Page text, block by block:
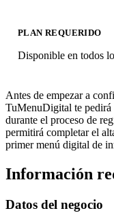
PLAN REQUERIDO
Disponible en todos
Antes de empezar a
TuMenuDigital te pedirá
durante el proceso de
permitirá completar el
primer menú digital de
Información
Datos del negocio